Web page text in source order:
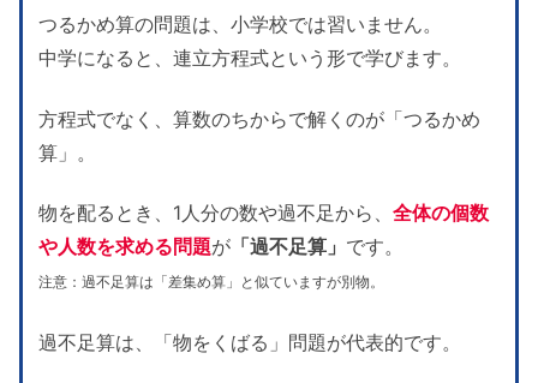
つるかめ算の問題は、小学校では習いません。
中学になると、連立方程式という形で学びます。
方程式でなく、算数のちからで解くのが「つるかめ
算」。
物を配るとき、1人分の数や過不足から、 全体の個数
や人数を求める問題が「過不足算」 です。
注意：過不足算は「差集め算」と似ていますが別物。
過不足算は、「物をくばる」問題が代表的です。